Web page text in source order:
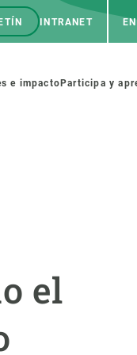
INTRANET EN
e impacto Participa y
el